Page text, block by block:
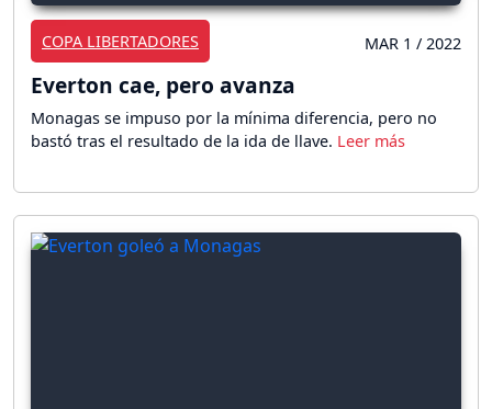
COPA LIBERTADORES MAR 1 / 2022
Everton cae, pero avanza
Monagas se impuso por la mínima diferencia, pero no
bastó tras el resultado de la ida de llave.